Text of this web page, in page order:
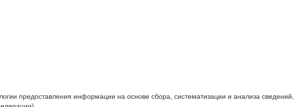
предоставления информации на основе сбора, систематизации и анализа сведений,